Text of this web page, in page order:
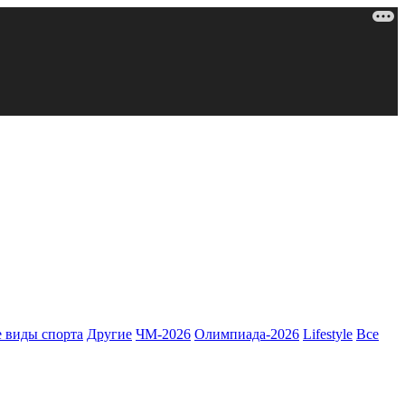
виды спорта Другие ЧМ-2026 Олимпиада-2026 Lifestyle Все